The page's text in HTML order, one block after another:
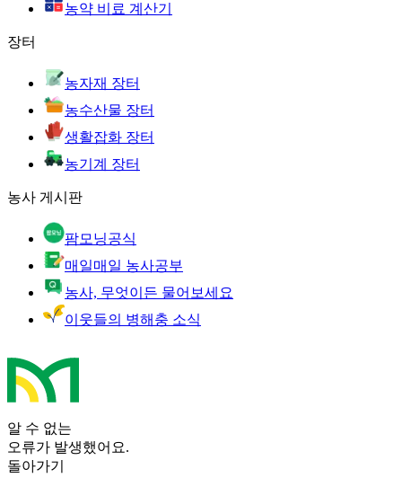
농약 비료 계산기
장터
농자재 장터
농수산물 장터
생활잡화 장터
농기계 장터
농사 게시판
팜모닝공식
매일매일 농사공부
농사, 무엇이든 물어보세요
이웃들의 병해충 소식
알 수 없는
오류가 발생했어요.
돌아가기